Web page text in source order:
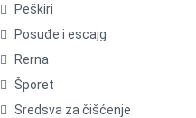
Peškiri
Posuđe i escajg
Rerna
Šporet
Sredsva za čišćenje